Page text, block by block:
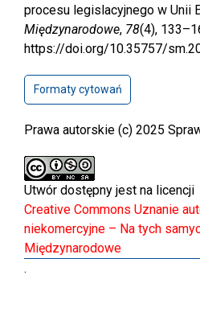
procesu legislacyjnego w Unii
Międzynarodowe, 78(4),
https://doi.org/10.35757/
Formaty cytowań
Prawa autorskie (c) 2025
Utwór dostępny jest na licencji
Creative Commons Uznanie
niekomercyjne – Na tych
Międzynarodowe
.